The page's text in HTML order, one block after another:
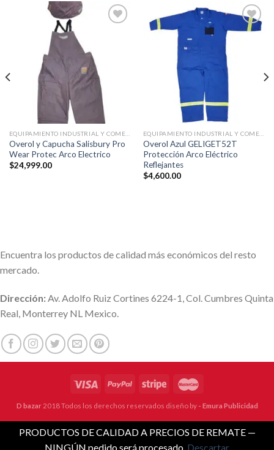
Overol y Capucha Salisbury Pro
Wear Protec Arco Electrico
$24,999.00
Añadir
Overol Azul GELIGET52T
Protección Arco Eléctrico
Reflejantes
$4,600.00
Encuentra los productos de calidad más económicos del resto
mercado.
Dirección:Av. Adolfo Ruiz Cortines 6224-1, Col. Cumbres Quinta
Real, Monterrey NL Mexico.
D bazar 2018 Todos los derechos reservados diseño by - Emura Publicidad
PRODUCTOS DE CALIDAD A PRECIOS DE REMATE —
NINGÚN pedido será procesado. Descartar